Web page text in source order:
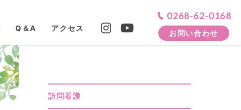
Q＆A アクセス
0268-62-0168
お問い合わせ
訪問看護